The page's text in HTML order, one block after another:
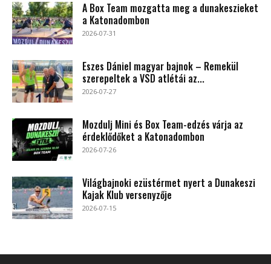
A Box Team mozgatta meg a dunakeszieket
a Katonadombon
2026-07-31
Eszes Dániel magyar bajnok – Remekül
szerepeltek a VSD atlétái az...
2026-07-27
Mozdulj Mini és Box Team-edzés várja az
érdeklődőket a Katonadombon
2026-07-26
Világbajnoki ezüstérmet nyert a Dunakeszi
Kajak Klub versenyzője
2026-07-15